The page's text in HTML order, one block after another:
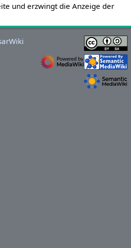
und erzwingt die Anzeige der